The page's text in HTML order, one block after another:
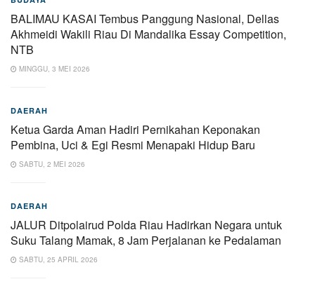
BALIMAU KASAI Tembus Panggung Nasional, Dellas
Akhmeidi Wakili Riau Di Mandalika Essay Competition,
NTB
MINGGU, 3 MEI 2026
DAERAH
Ketua Garda Aman Hadiri Pernikahan Keponakan
Pembina, Uci & Egi Resmi Menapaki Hidup Baru
SABTU, 2 MEI 2026
DAERAH
JALUR Ditpolairud Polda Riau Hadirkan Negara untuk
Suku Talang Mamak, 8 Jam Perjalanan ke Pedalaman
SABTU, 25 APRIL 2026